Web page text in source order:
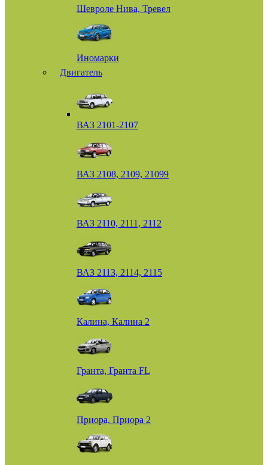
Шевроле Нива, Тревел
Иномарки
Двигатель
ВАЗ 2101-2107
ВАЗ 2108, 2109, 21099
ВАЗ 2110, 2111, 2112
ВАЗ 2113, 2114, 2115
Калина, Калина 2
Гранта, Гранта FL
Приора, Приора 2